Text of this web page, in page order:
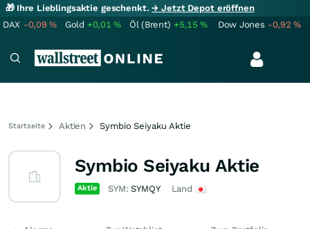
🎁 Ihre Lieblingsaktie geschenkt.→ Jetzt Depot eröffnen
DAX -0,09% Gold +0,01% Öl (Brent) +5,15% Dow Jones -0,92%
Startseite Aktien Symbio Seiyaku Aktie
Symbio Seiyaku Aktie
Aktie SYM:SYMQY Land